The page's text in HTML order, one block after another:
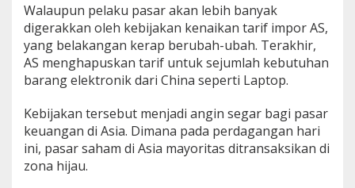
n
B
e
r
b
a
i
k
k
Walaupun pelaku pasar akan lebih banyak
digerakkan oleh kebijakan kenaikan tarif impor AS,
yang belakangan kerap berubah-ubah. Terakhir,
AS menghapuskan tarif untuk sejumlah kebutuhan
barang elektronik dari China seperti Laptop.
Kebijakan tersebut menjadi angin segar bagi pasar
keuangan di Asia. Dimana pada perdagangan hari
ini, pasar saham di Asia mayoritas ditransaksikan di
zona hijau.